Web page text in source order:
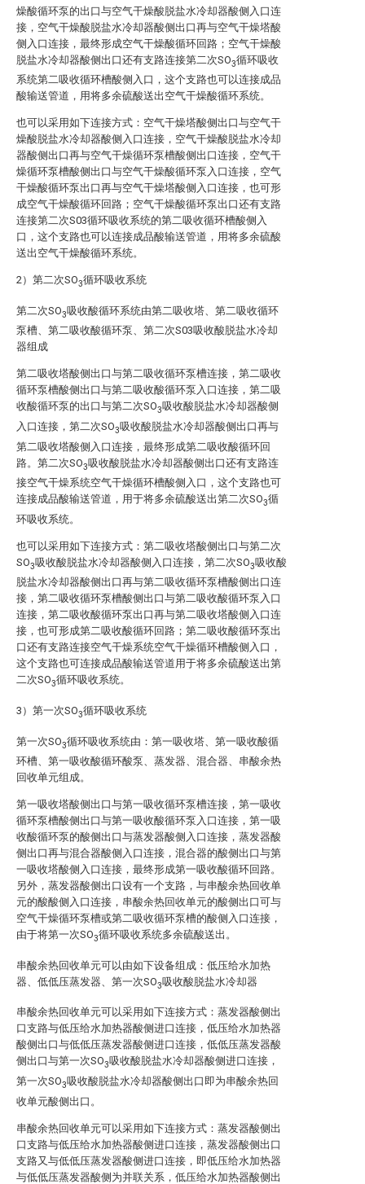
燥酸循环泵的出口与空气干燥酸脱盐水冷却器酸侧入口连
接，空气干燥酸脱盐水冷却器酸侧出口再与空气干燥塔酸
侧入口连接，最终形成空气干燥酸循环回路；空气干燥酸
脱盐水冷却器酸侧出口还有支路连接第二次SO3循环吸收
系统第二吸收循环槽酸侧入口，这个支路也可以连接成品
酸输送管道，用将多余硫酸送出空气干燥酸循环系统。
也可以采用如下连接方式：空气干燥塔酸侧出口与空气干
燥酸脱盐水冷却器酸侧入口连接，空气干燥酸脱盐水冷却
器酸侧出口再与空气干燥循环泵槽酸侧出口连接，空气干
燥循环泵槽酸侧出口与空气干燥酸循环泵入口连接，空气
干燥酸循环泵出口再与空气干燥塔酸侧入口连接，也可形
成空气干燥酸循环回路；空气干燥酸循环泵出口还有支路
连接第二次S03循环吸收系统的第二吸收循环槽酸侧入
口，这个支路也可以连接成品酸输送管道，用将多余硫酸
送出空气干燥酸循环系统。
2）第二次SO3循环吸收系统
第二次SO3吸收酸循环系统由第二吸收塔、第二吸收循环
泵槽、第二吸收酸循环泵、第二次S03吸收酸脱盐水冷却
器组成
第二吸收塔酸侧出口与第二吸收循环泵槽连接，第二吸收
循环泵槽酸侧出口与第二吸收酸循环泵入口连接，第二吸
收酸循环泵的出口与第二次SO3吸收酸脱盐水冷却器酸侧
入口连接，第二次SO3吸收酸脱盐水冷却器酸侧出口再与
第二吸收塔酸侧入口连接，最终形成第二吸收酸循环回
路。第二次SO3吸收酸脱盐水冷却器酸侧出口还有支路连
接空气干燥系统空气干燥循环槽酸侧入口，这个支路也可
连接成品酸输送管道，用于将多余硫酸送出第二次SO3循
环吸收系统。
也可以采用如下连接方式：第二吸收塔酸侧出口与第二次
SO3吸收酸脱盐水冷却器酸侧入口连接，第二次SO3吸收酸
脱盐水冷却器酸侧出口再与第二吸收循环泵槽酸侧出口连
接，第二吸收循环泵槽酸侧出口与第二吸收酸循环泵入口
连接，第二吸收酸循环泵出口再与第二吸收塔酸侧入口连
接，也可形成第二吸收酸循环回路；第二吸收酸循环泵出
口还有支路连接空气干燥系统空气干燥循环槽酸侧入口，
这个支路也可连接成品酸输送管道用于将多余硫酸送出第
二次SO3循环吸收系统。
3）第一次SO3循环吸收系统
第一次SO3循环吸收系统由：第一吸收塔、第一吸收酸循
环槽、第一吸收酸循环酸泵、蒸发器、混合器、串酸余热
回收单元组成。
第一吸收塔酸侧出口与第一吸收循环泵槽连接，第一吸收
循环泵槽酸侧出口与第一吸收酸循环泵入口连接，第一吸
收酸循环泵的酸侧出口与蒸发器酸侧入口连接，蒸发器酸
侧出口再与混合器酸侧入口连接，混合器的酸侧出口与第
一吸收塔酸侧入口连接，最终形成第一吸收酸循环回路。
另外，蒸发器酸侧出口设有一个支路，与串酸余热回收单
元的酸酸侧入口连接，串酸余热回收单元的酸侧出口可与
空气干燥循环泵槽或第二吸收循环泵槽的酸侧入口连接，
由于将第一次SO3循环吸收系统多余硫酸送出。
串酸余热回收单元可以由如下设备组成：低压给水加热
器、低低压蒸发器、第一次SO3吸收酸脱盐水冷却器
串酸余热回收单元可以采用如下连接方式：蒸发器酸侧出
口支路与低压给水加热器酸侧进口连接，低压给水加热器
酸侧出口与低低压蒸发器酸侧进口连接，低低压蒸发器酸
侧出口与第一次SO3吸收酸脱盐水冷却器酸侧进口连接，
第一次SO3吸收酸脱盐水冷却器酸侧出口即为串酸余热回
收单元酸侧出口。
串酸余热回收单元可以采用如下连接方式：蒸发器酸侧出
口支路与低压给水加热器酸侧进口连接，蒸发器酸侧出口
支路又与低低压蒸发器酸侧进口连接，即低压给水加热器
与低低压蒸发器酸侧为并联关系，低压给水加热器酸侧出